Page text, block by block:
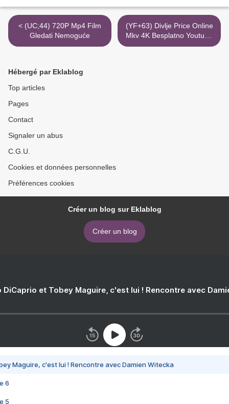
< (UC;44) 720P Mp4 Film
Gledati Nemoguće
(YF+63) Divlje Price Online
Mkv 4K Besplatno Youtube
>
Hébergé par Eklablog
Top articles
Pages
Contact
Signaler un abus
C.G.U.
Cookies et données personnelles
Préférences cookies
Créer un blog sur Eklablog
Créer un blog
DiCaprio et Tobey Maguire, c'est lui ! Rencontre avec
Maguire, c'est lui ! Rencontre avec Damien Witecka
6
5